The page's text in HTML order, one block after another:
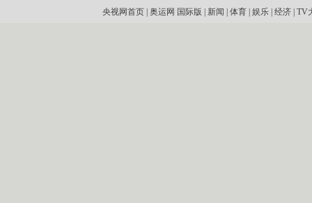
央视网首页| 奥运网 国际版 新闻 体育| 娱乐| 经济| TV